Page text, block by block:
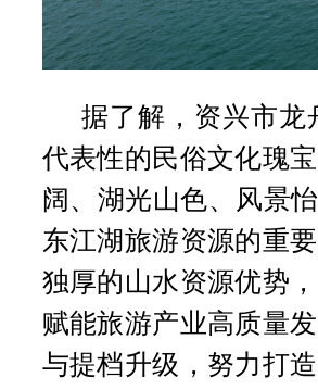
据了解，资兴市龙
代表性的民俗文化瑰
阔、湖光山色、风景
东江湖旅游资源的重
独厚的山水资源优势
赋能旅游产业高质量
与提档升级，努力打